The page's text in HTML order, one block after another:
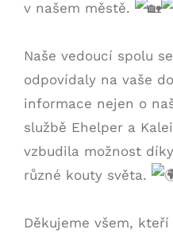
v našem městě.
Naše vedoucí spolu
odpovídaly na vaše
informace nejen o
službě Ehelper a
vzbudila možnost
různé kouty světa.
Děkujeme všem,